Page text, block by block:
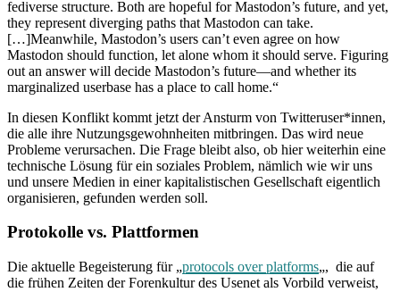
fediverse structure. Both are hopeful for Mastodon’s future, and yet,
they represent diverging paths that Mastodon can take.
[…]Meanwhile, Mastodon’s users can’t even agree on how
Mastodon should function, let alone whom it should serve. Figuring
out an answer will decide Mastodon’s future—and whether its
marginalized userbase has a place to call home.“
In diesen Konflikt kommt jetzt der Ansturm von Twitteruser*innen,
die alle ihre Nutzungsgewohnheiten mitbringen. Das wird neue
Probleme verursachen. Die Frage bleibt also, ob hier weiterhin eine
technische Lösung für ein soziales Problem, nämlich wie wir uns
und unsere Medien in einer kapitalistischen Gesellschaft eigentlich
organisieren, gefunden werden soll.
Protokolle vs. Plattformen
Die aktuelle Begeisterung für „protocols over platforms„, die auf
die frühen Zeiten der Forenkultur des Usenet als Vorbild verweist,